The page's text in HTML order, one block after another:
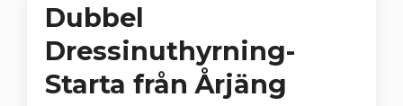
Dubbel
Dressinuthyrning-
Starta från Årjäng